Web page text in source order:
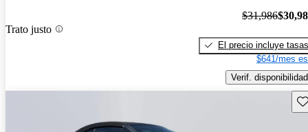
Trato justo
$31,986
El precio incluye tasas
$641/mes
Verif. disponibilidad